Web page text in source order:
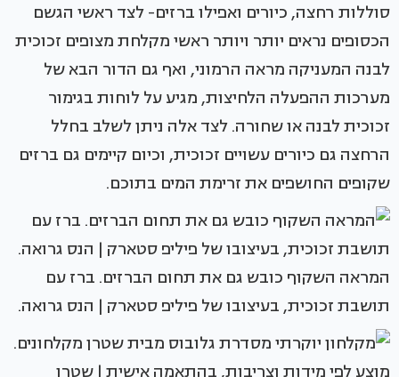
סוללות רחצה, כיורים ואפילו ברזים- לצד ראשי הגשם
הכסופים נראים יותר ויותר ראשי מקלחת מצופים זכוכית
לבנה המעניקה מראה הרמוני, ואף גם הדור הבא של
מערכות ההפעלה הלחיצות, מגיע על לוחות בגימור
זכוכית לבנה או שחורה. לצד אלה ניתן לשלב בחלל
הרחצה גם כיורים עשויים זכוכית, וכיום קיימים גם ברזים
שקופים החושפים את זרימת המים בתוכם.
המראה השקוף כובש גם את תחום הברזים. ברז עם
תושבת זכוכית, בעיצובו של פיליפ סטארק | הנס גרואה.